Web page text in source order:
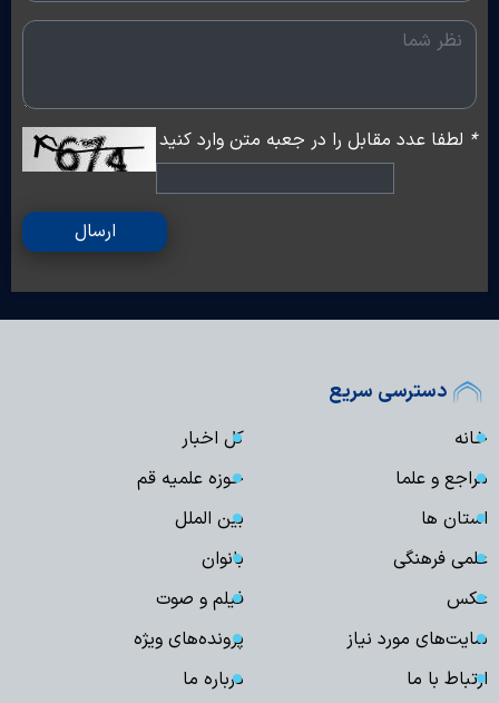
* لطفا عدد مقابل را در جعبه متن وارد کنید
ارسال
دسترسی سریع
خانه
کل اخبار
مراجع و علما
حوزه علمیه قم
استان ها
بین الملل
علمی فرهنگی
بانوان
عکس
فیلم و صوت
سایت‌های مورد نیاز
پرونده‌های ویژه
ارتباط با ما
درباره ما